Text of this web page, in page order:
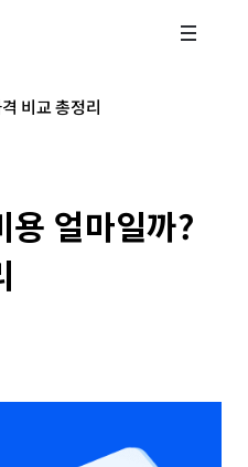
비교 총정리
용 얼마일까?